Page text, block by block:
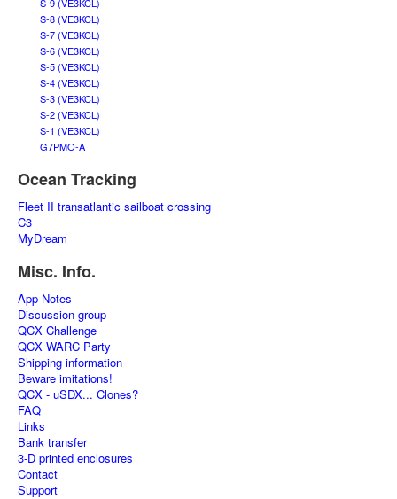
S-8 (VE3KCL)
S-7 (VE3KCL)
S-6 (VE3KCL)
S-5 (VE3KCL)
S-4 (VE3KCL)
S-3 (VE3KCL)
S-2 (VE3KCL)
S-1 (VE3KCL)
G7PMO-A
Ocean Tracking
Fleet II transatlantic sailboat crossing
C3
MyDream
Misc. Info.
App Notes
Discussion group
QCX Challenge
QCX WARC Party
Shipping information
Beware imitations!
QCX - uSDX... Clones?
FAQ
Links
Bank transfer
3-D printed enclosures
Contact
Support